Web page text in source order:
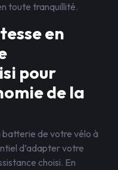
toute tranquillité.
en
pour
de la
batterie de votre vélo à
d’adapter votre
choisi. En